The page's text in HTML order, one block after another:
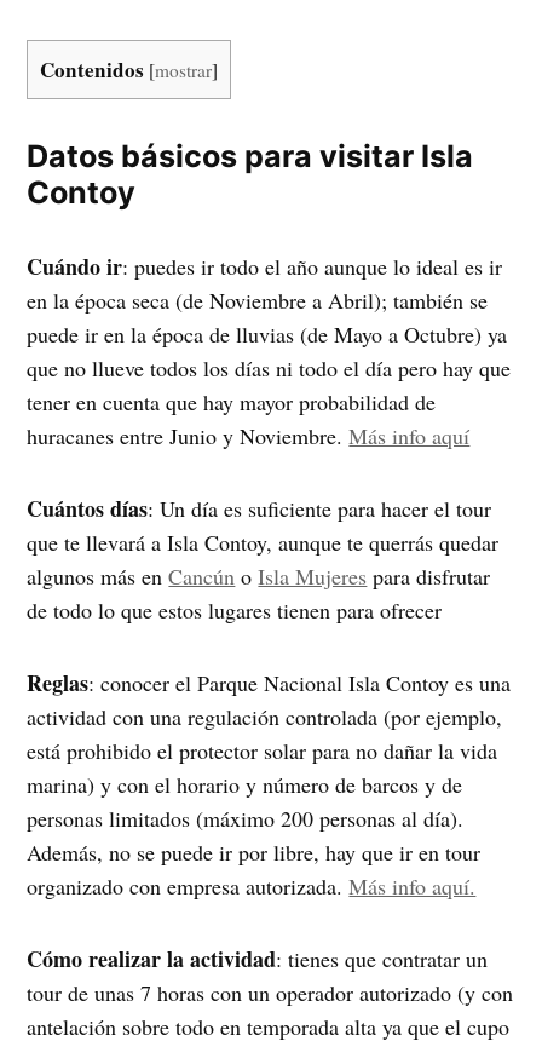
Contenidos [mostrar]
Datos básicos para visitar Isla
Contoy
Cuándo ir: puedes ir todo el año aunque lo ideal es ir
en la época seca (de Noviembre a Abril); también se
puede ir en la época de lluvias (de Mayo a Octubre) ya
que no llueve todos los días ni todo el día pero hay que
tener en cuenta que hay mayor probabilidad de
huracanes entre Junio y Noviembre.Más info aquí
Cuántos días: Un día es suficiente para hacer el tour
que te llevará a Isla Contoy, aunque te querrás quedar
algunos más enCancún oIsla Mujeres para disfrutar
de todo lo que estos lugares tienen para ofrecer
Reglas: conocer el Parque Nacional Isla Contoy es una
actividad con una regulación controlada (por ejemplo,
está prohibido el protector solar para no dañar la vida
marina) y con el horario y número de barcos y de
personas limitados (máximo 200 personas al día).
Además, no se puede ir por libre, hay que ir en tour
organizado con empresa autorizada.Más info aquí.
Cómo realizar la actividad: tienes que contratar un
tour de unas 7 horas con un operador autorizado (y con
antelación sobre todo en temporada alta ya que el cupo